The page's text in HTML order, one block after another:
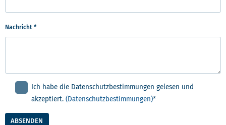
Nachricht *
Ich habe die Datenschutzbestimmungen gelesen und
akzeptiert. (Datenschutzbestimmungen)*
ABSENDEN